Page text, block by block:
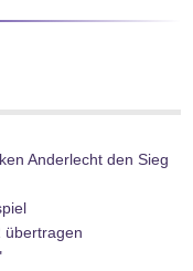
Anderlecht den Sieg
übertragen